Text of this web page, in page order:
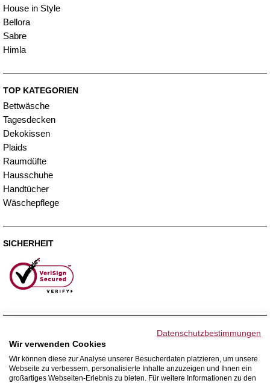
House in Style
Bellora
Sabre
Himla
TOP KATEGORIEN
Bettwäsche
Tagesdecken
Dekokissen
Plaids
Raumdüfte
Hausschuhe
Handtücher
Wäschepflege
SICHERHEIT
WIR VERSENDEN MIT
Datenschutzbestimmungen
Wir verwenden Cookies
Wir können diese zur Analyse unserer Besucherdaten platzieren, um unsere
Webseite zu verbessern, personalisierte Inhalte anzuzeigen und Ihnen ein
großartiges Webseiten-Erlebnis zu bieten. Für weitere Informationen zu den